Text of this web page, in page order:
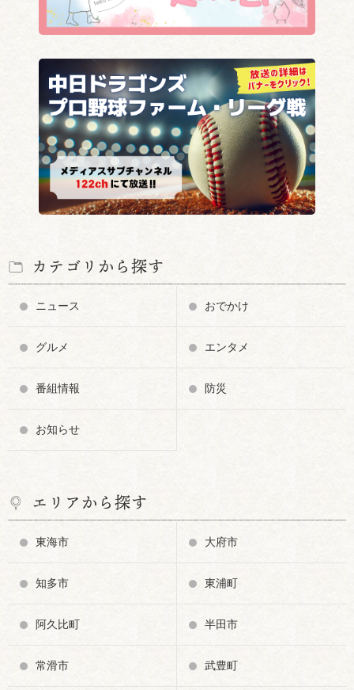
カテゴリから探す
ニュース おでかけ
グルメ エンタメ
番組情報 防災
お知らせ
エリアから探す
東海市 大府市
知多市 東浦町
阿久比町 半田市
常滑市 武豊町